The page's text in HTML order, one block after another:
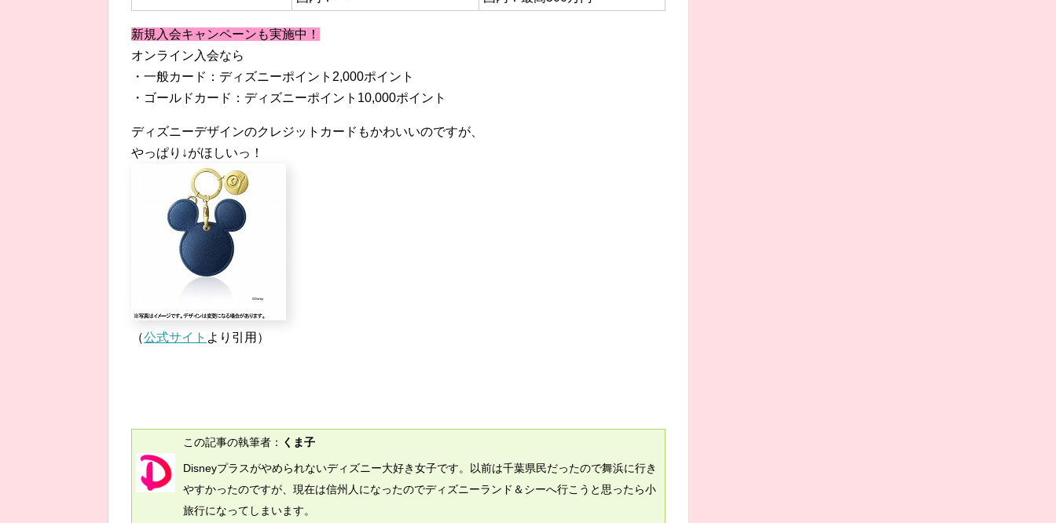
新規入会キャンペーンも実施中！
オンライン入会なら
・一般カード：ディズニーポイント2,000ポイント
・ゴールドカード：ディズニーポイント10,000ポイント
ディズニーデザインのクレジットカードもかわいいのですが、
やっぱり↓がほしいっ！
（公式サイト より引用）
この記事の執筆者： くま子
Disneyプラスがやめられないディズニー大好き女子です。以前は千葉県民だったので舞浜に行き
やすかったのですが、現在は信州人になったのでディズニーランド＆シーへ行こうと思ったら小
旅行になってしまいます。